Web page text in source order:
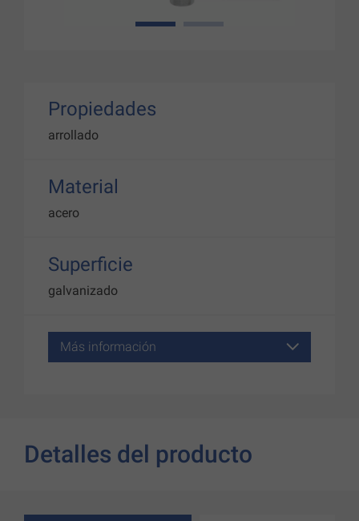
1
Propiedades
arrollado
Material
acero
Superficie
galvanizado
Más información
Detalles del producto